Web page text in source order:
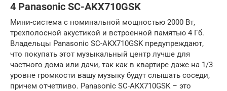
4 Panasonic SC-AKX710GSK
Мини-система с номинальной мощностью 2000 Вт,
трехполосной акустикой и встроенной памятью 4 Гб.
Владельцы Panasonic SC-AKX710GSK предупреждают,
что покупать этот музыкальный центр лучше для
частного дома или дачи, так как в квартире даже на 1/3
уровне громкости вашу музыку будут слышать соседи,
причем отчетливо. Panasonic SC-AKX710GSK – это